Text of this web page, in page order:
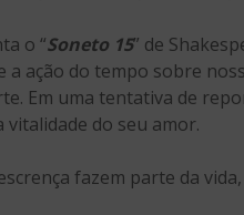
o “Soneto 15” de
a ação do tempo sobre
Em uma tentativa de
vitalidade do seu amor.
fazem parte da